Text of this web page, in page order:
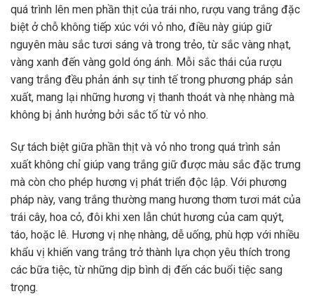
quá trình lên men phần thịt của trái nho, rượu vang trắng đặc
biệt ở chỗ không tiếp xúc với vỏ nho, điều này giúp giữ
nguyên màu sắc tươi sáng và trong trẻo, từ sắc vàng nhạt,
vàng xanh đến vàng gold óng ánh. Mỗi sắc thái của rượu
vang trắng đều phản ánh sự tinh tế trong phương pháp sản
xuất, mang lại những hương vị thanh thoát và nhẹ nhàng mà
không bị ảnh hưởng bởi sắc tố từ vỏ nho.
Sự tách biệt giữa phần thịt và vỏ nho trong quá trình sản
xuất không chỉ giúp vang trắng giữ được màu sắc đặc trưng
mà còn cho phép hương vị phát triển độc lập. Với phương
pháp này, vang trắng thường mang hương thơm tươi mát của
trái cây, hoa cỏ, đôi khi xen lẫn chút hương của cam quýt,
táo, hoặc lê. Hương vị nhẹ nhàng, dễ uống, phù hợp với nhiều
khẩu vị khiến vang trắng trở thành lựa chọn yêu thích trong
các bữa tiệc, từ những dịp bình dị đến các buổi tiệc sang
trọng.